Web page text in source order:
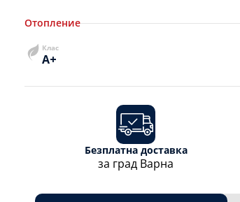
Отопление
Клас
A+
Безплатна доставка
за град Варна